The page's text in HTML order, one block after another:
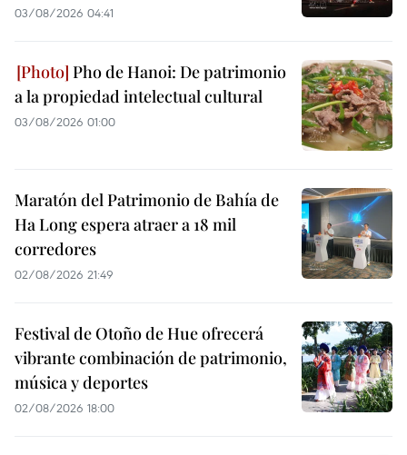
03/08/2026 04:41
Pho de Hanoi: De patrimonio
a la propiedad intelectual cultural
03/08/2026 01:00
Maratón del Patrimonio de Bahía de
Ha Long espera atraer a 18 mil
corredores
02/08/2026 21:49
Festival de Otoño de Hue ofrecerá
vibrante combinación de patrimonio,
música y deportes
02/08/2026 18:00